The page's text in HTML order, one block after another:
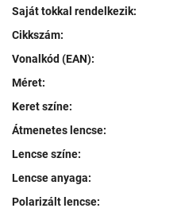
Saját tokkal rendelkezik:
Cikkszám:
Vonalkód (EAN):
Méret:
Keret színe:
Átmenetes lencse:
Lencse színe:
Lencse anyaga:
Polarizált lencse: